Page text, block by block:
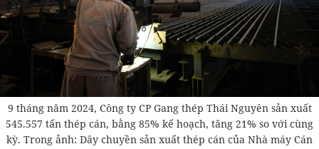
9 tháng năm 2024, Công ty CP Gang thép Thái Nguyên sản xuất
545.557 tấn thép cán, bằng 85% kế hoạch, tăng 21% so với cùng
kỳ. Trong ảnh: Dây chuyền sản xuất thép cán của Nhà máy Cán